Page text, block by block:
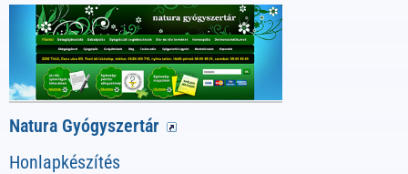
Natura Gyógyszertár
Honlapkészítés